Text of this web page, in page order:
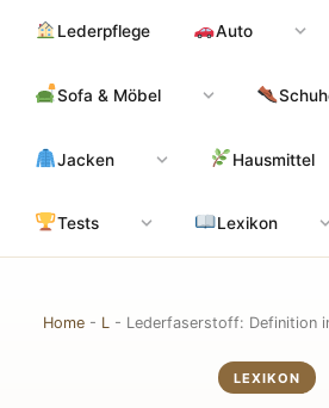
Inhalt
Lederpflege Auto
Sofa & Möbel
Jacken Hausmittel
Tests Lexikon
Home- L- Lederfaserstoff: Definition
LEXIKON